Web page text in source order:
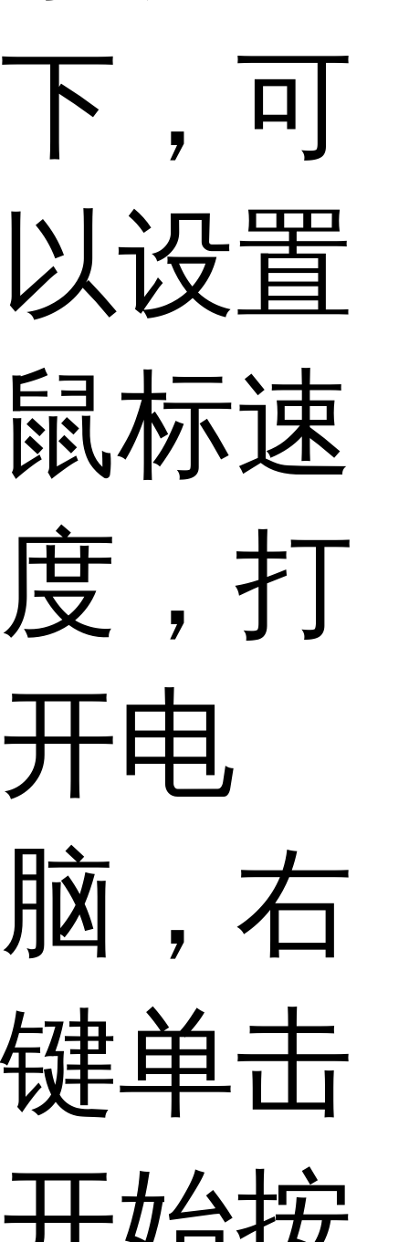
下，可
以设置
鼠标速
度，打
开电
脑，右
键单击